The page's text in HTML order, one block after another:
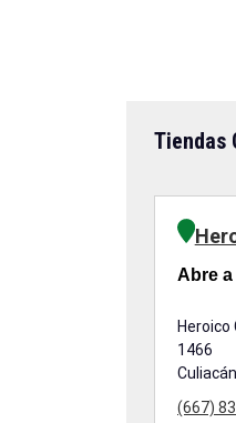
Tiendas
Abre a
1466
(667)